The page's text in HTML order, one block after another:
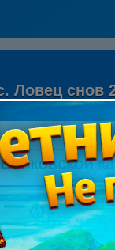
Ловец снов